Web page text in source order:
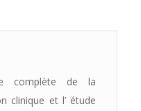
complète de la
clinique et l’ étude